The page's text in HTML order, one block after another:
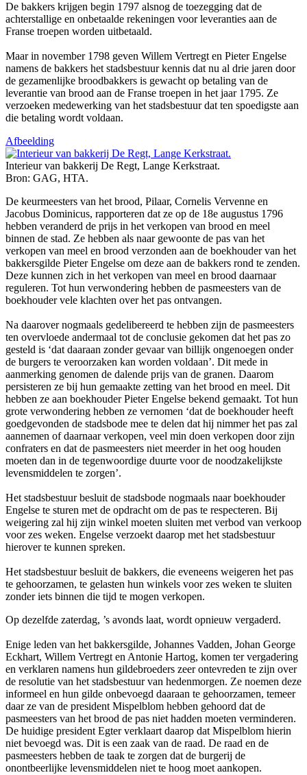
De bakkers krijgen begin 1797 alsnog de toezegging dat de
achterstallige en onbetaalde rekeningen voor leveranties aan de
Franse troepen worden uitbetaald.
Maar in november 1798 geven Willem Vertregt en Pieter Engelse
namens de bakkers het stadsbestuur kennis dat nu al drie jaren door
de gezamenlijke broodbakkers is gewacht op betaling van de
leverantie van brood aan de Franse troepen in het jaar 1795. Ze
verzoeken medewerking van het stadsbestuur dat ten spoedigste aan
die betaling wordt voldaan.
Afbeelding
Interieur van bakkerij De Regt, Lange Kerkstraat.
Bron: GAG, HTA.
De keurmeesters van het brood, Pilaar, Cornelis Vervenne en
Jacobus Dominicus, rapporteren dat ze op de 18e augustus 1796
hebben veranderd de prijs in het verkopen van brood en meel
binnen de stad. Ze hebben als naar gewoonte de pas van het
verkopen van meel en brood verzonden aan de boekhouder van het
bakkersgilde Pieter Engelse om deze aan de bakkers rond te zenden.
Deze kunnen zich in het verkopen van meel en brood daarnaar
reguleren. Tot hun verwondering hebben de pasmeesters van de
boekhouder vele klachten over het pas ontvangen.
Na daarover nogmaals gedelibereerd te hebben zijn de pasmeesters
ten overvloede andermaal tot de conclusie gekomen dat het pas zo
gesteld is ‘dat daaraan zonder gevaar van billijk ongenoegen onder
de burgers te veroorzaken kan worden voldaan’. Dit mede in
aanmerking genomen de dalende prijs van de granen. Daarom
persisteren ze bij hun gemaakte zetting van het brood en meel. Dit
hebben ze aan boekhouder Pieter Engelse bekend gemaakt. Tot hun
grote verwondering hebben ze vernomen ‘dat de boekhouder heeft
goedgevonden de stadsbode mee te delen dat hij nimmer het pas zal
aannemen of daarnaar verkopen, veel min doen verkopen door zijn
confraters en dat de pasmeesters niet meerder in het oog houden
moeten dan in de tegenwoordige duurte voor de noodzakelijkste
levensmiddelen te zorgen’.
Het stadsbestuur besluit de stadsbode nogmaals naar boekhouder
Engelse te sturen met de opdracht om de pas te respecteren. Bij
weigering zal hij zijn winkel moeten sluiten met verbod van verkoop
voor zes weken. Engelse verzoekt daarop met het stadsbestuur
hierover te kunnen spreken.
Het stadsbestuur besluit de bakkers, die eveneens weigeren het pas
te gehoorzamen, te gelasten hun winkels voor zes weken te sluiten
zonder iets binnen die tijd te mogen verkopen.
Op dezelfde zaterdag, ’s avonds laat, wordt opnieuw vergaderd.
Enige leden van het bakkersgilde, Johannes Vadden, Johan George
Eckhart, Willem Vertregt en Antonie Hartog, komen ter vergadering
en verklaren namens hun gildebroeders zeer ontevreden te zijn over
de resolutie van het stadsbestuur van hedenmorgen. Ze noemen deze
informeel en hun gilde onbevoegd daaraan te gehoorzamen, temeer
daar ze van de president Mispelblom hebben gehoord dat de
pasmeesters van het brood de pas niet hadden moeten verminderen.
De huidige president Egter verklaart daarop dat Mispelblom hierin
niet bevoegd was. Dit is een zaak van de raad. De raad en de
pasmeesters hebben de taak te zorgen dat de burgerij de
onontbeerlijke levensmiddelen niet te hoog moet aankopen.